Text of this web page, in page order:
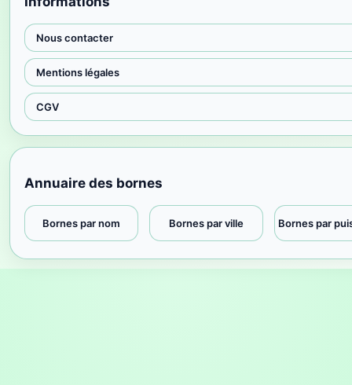
Nous contacter
Mentions légales
CGV
Annuaire des bornes
Bornes par nom Bornes par ville Bornes par